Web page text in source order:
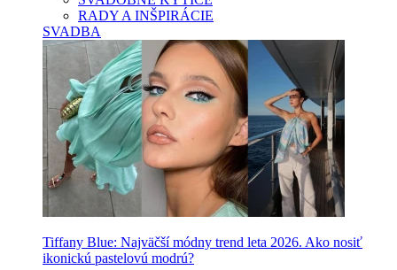
RADY A INŠPIRÁCIE
SVADBA
Tiffany Blue: Najväčší módny trend leta 2026. Ako nosiť
ikonickú pastelovú modrú?